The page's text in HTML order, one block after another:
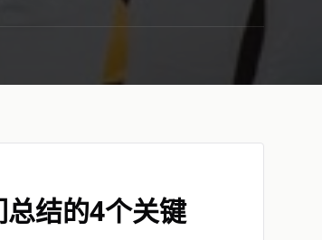
结的4个关键